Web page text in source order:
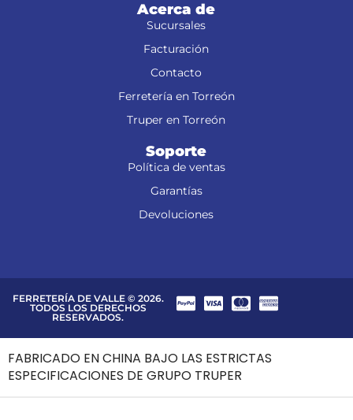
Acerca de
Sucursales
Facturación
Contacto
Ferretería en Torreón
Truper en Torreón
Soporte
Política de ventas
Garantías
Devoluciones
FERRETERÍA DE VALLE © 2026.
TODOS LOS DERECHOS
RESERVADOS.
FABRICADO EN CHINA BAJO LAS ESTRICTAS
ESPECIFICACIONES DE GRUPO TRUPER